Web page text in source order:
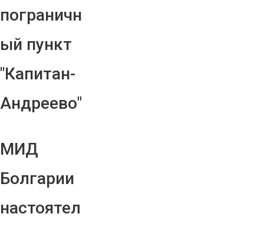
пограничн
ый пункт
"Капитан-
Андреево"
МИД
Болгарии
настоятел